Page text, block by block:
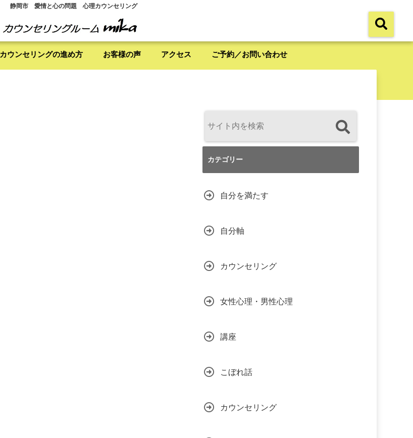
静岡市 愛情と心の問題 心理カウンセリング
カウンセリングの進め方 お客様の声 アクセス ご予約／お問い合わせ
カテゴリー
自分を満たす
自分軸
カウンセリング
女性心理・男性心理
講座
こぼれ話
カウンセリング